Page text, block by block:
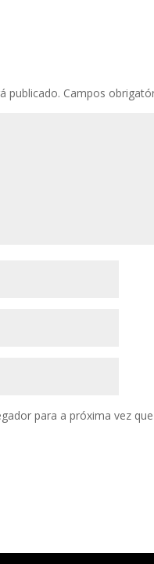
publicado. Campos
para a próxima vez